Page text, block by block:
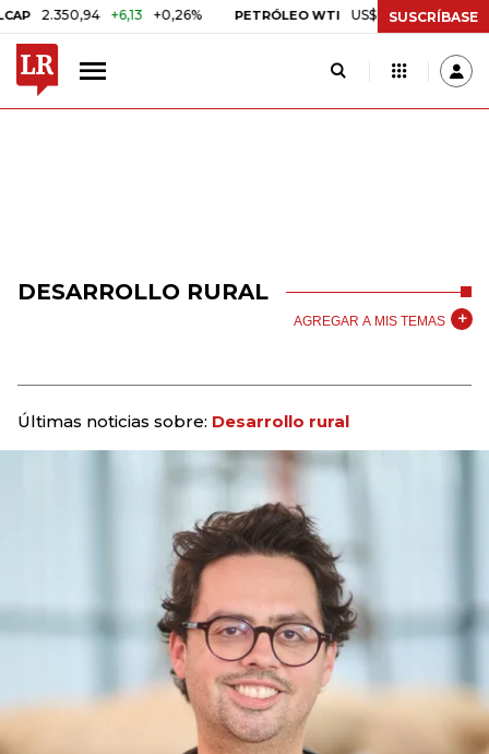
+6,13 +0,26% PETRÓLEO WTI US$ 78,01 US$ 2,92
SUSCRÍBASE
DESARROLLO RURAL
AGREGAR A MIS TEMAS
Últimas noticias sobre: Desarrollo rural